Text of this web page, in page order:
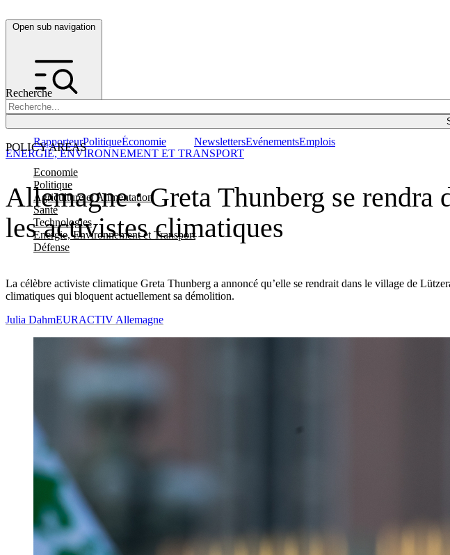
Open sub navigation
Recherche
POLICY AREAS
Economie
Politique
Agriculture et Alimentation
Santé
Technologies
Energie, Environnement et Transport
Défense
RapporteurPolitiqueÉconomie NewslettersEvénementsEmplois
Allemagne : Greta Thunberg se
les activistes climatiques
La célèbre activiste climatique Greta Thunberg a annoncé qu’elle se rendrait dans le village de
climatiques qui bloquent actuellement sa démolition.
ENERGIE, ENVIRONNEMENT ET TRANSPORT
Julia DahmEURACTIV Allemagne